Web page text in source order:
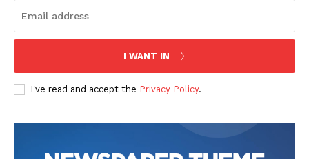
I WANT IN
I've read and accept the Privacy Policy.